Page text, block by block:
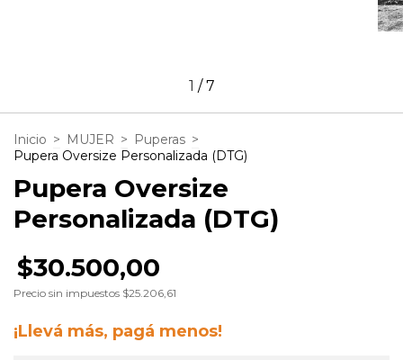
1 /7
Inicio > MUJER > Puperas >
Pupera Oversize Personalizada (DTG)
Pupera Oversize
Personalizada (DTG)
$30.500,00
Precio sin impuestos $25.206,61
¡Llevá más, pagá menos!